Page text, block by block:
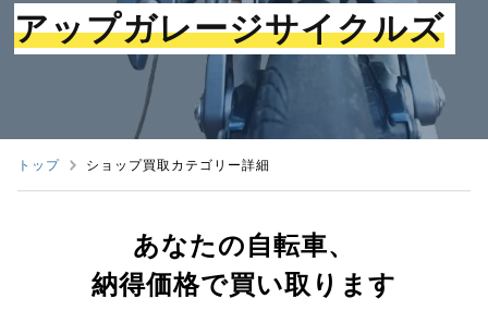
アップガレージサイクルズ
トップ ショップ買取カテゴリー詳細
あなたの自転車、
納得価格で買い取ります